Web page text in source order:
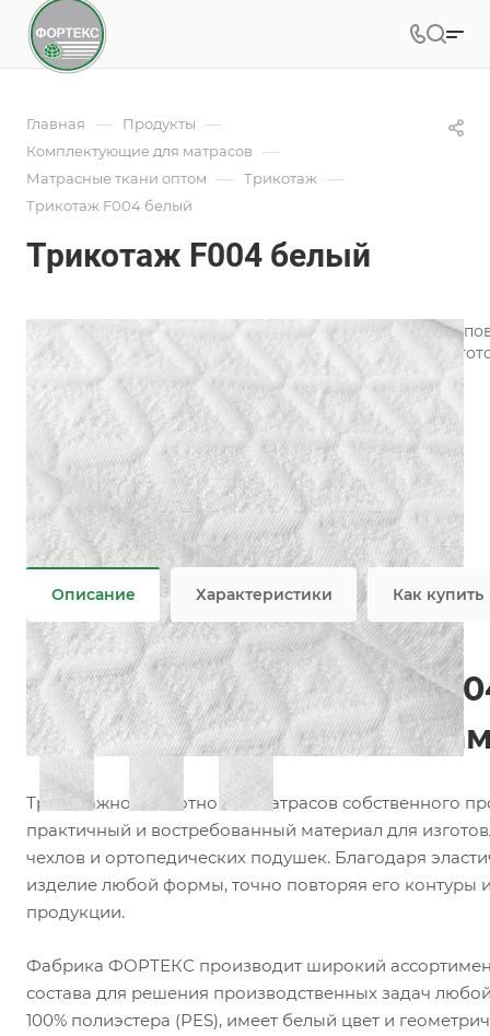
Главная — Продукты —
Комплектующие для матрасов —
Матрасные ткани оптом — Трикотаж —
Трикотаж F004 белый
Трикотаж F004 белый
Трикотаж для матрасов является одним из лучших
широкий ассортимент трикотажного полотна для
Подробности
Характеристики
Коллекция— Геометрия
Состав
— 100% PES
Плотность
— 240 гр/м2, 280 гр/м2, 480 гр/м2
Все характеристики
Описание Характеристики Как купить
Матрасный трикотаж
матрасов, топперов и
Трикотажное полотно для матрасов собственного
практичный и востребованный материал для
чехлов и ортопедических подушек. Благодаря
изделие любой формы, точно повторяя его контуры
продукции.
Фабрика ФОРТЕКС производит широкий
состава для решения производственных задач
100% полиэстера (PES), имеет белый цвет и